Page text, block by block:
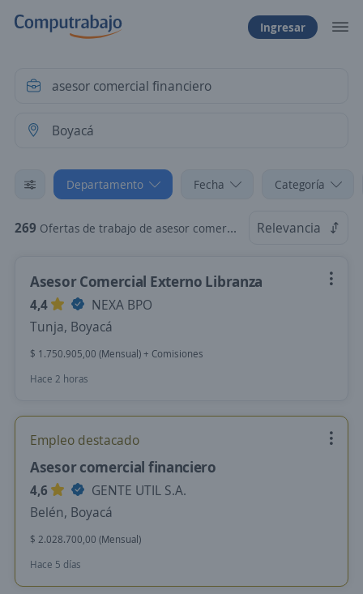
Ingresar
Departamento Fecha Categoría
269 Ofertas de trabajo de asesor comercial financiero en Boyacá Relevancia
Asesor Comercial Externo Libranza
4,4
NEXA BPO
Tunja, Boyacá
$ 1.750.905,00 (Mensual) + Comisiones
Hace 2 horas
Empleo destacado
Asesor comercial financiero
4,6
GENTE UTIL S.A.
Belén, Boyacá
$ 2.028.700,00 (Mensual)
Hace 5 días